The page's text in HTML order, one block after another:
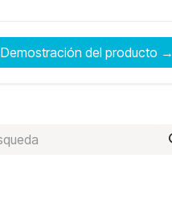
Demostración del producto →